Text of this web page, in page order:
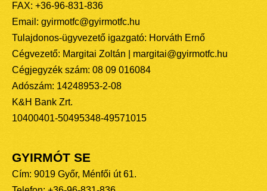
FAX: +36-96-831-836
Email: gyirmotfc@gyirmotfc.hu
Tulajdonos-ügyvezető igazgató: Horváth Ernő
Cégvezető: Margitai Zoltán | margitai@gyirmotfc.hu
Cégjegyzék szám: 08 09 016084
Adószám: 14248953-2-08
K&H Bank Zrt.
10400401-50495348-49571015
GYIRMÓT SE
Cím: 9019 Győr, Ménfői út 61.